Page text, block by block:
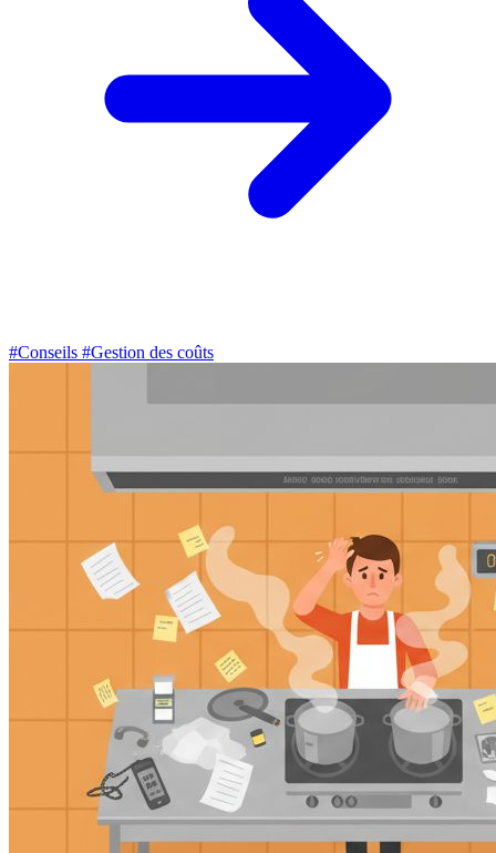
#Conseils #Gestion des coûts